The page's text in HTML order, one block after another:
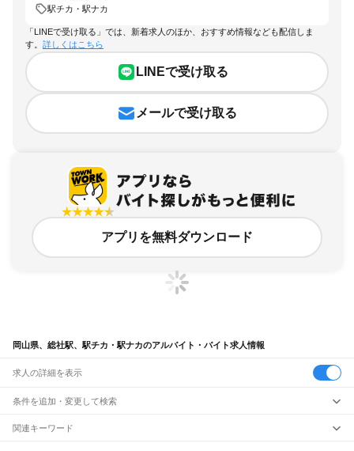
駅チカ・駅ナカ
「LINEで受け取る」では、新着求人のほか、おすすめ情報なども配信しま
す。 詳しくはこちら
LINEで受け取る
メールで受け取る
アプリを無料ダウンロード
岡山県、総社駅、駅チカ・駅ナカのアルバイト・バイト求人情報
求人の詳細を表示
条件を追加・変更して検索
市区町村を追加・変更
関連キーワード